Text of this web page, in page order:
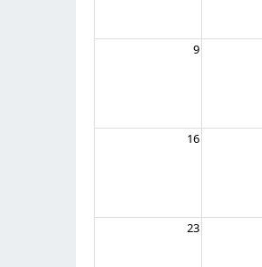
9
16
23